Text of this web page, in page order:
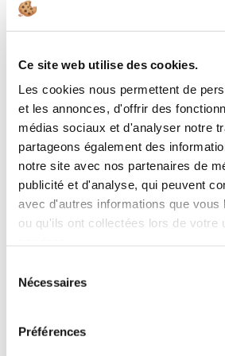
Ce site web utilise des cookies.
Les cookies nous permettent de
et les annonces, d'offrir des
médias sociaux et d'analyser notre
partageons également des
notre site avec nos partenaires de
publicité et d'analyse, qui peuvent
avec d'autres informations que vous
ou qu'ils ont collectées lors de votre
Nécessaires
Préférences
6 avis clients
112,00 €